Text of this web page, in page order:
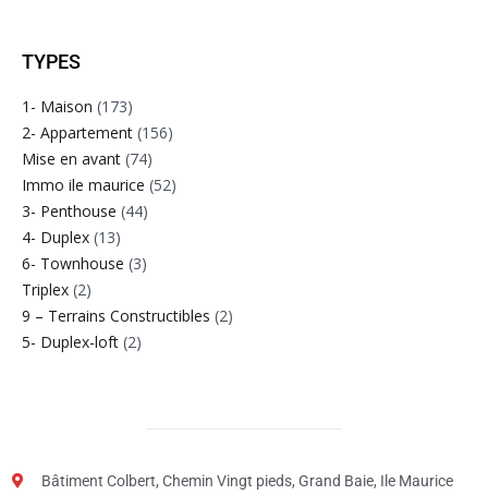
TYPES
1- Maison (173)
2- Appartement (156)
Mise en avant (74)
Immo ile maurice (52)
3- Penthouse (44)
4- Duplex (13)
6- Townhouse (3)
Triplex (2)
9 – Terrains Constructibles (2)
5- Duplex-loft (2)
Bâtiment Colbert, Chemin Vingt pieds, Grand Baie, Ile Maurice